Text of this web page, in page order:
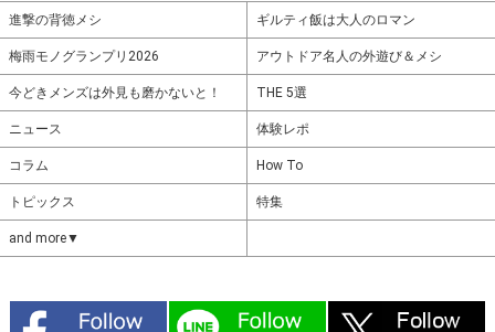
進撃の背徳メシ ギルティ飯は大人のロマン
梅雨モノグランプリ2026 アウトドア名人の外遊び＆メシ
今どきメンズは外見も磨かないと！ THE 5選
ニュース 体験レポ
コラム How To
トピックス 特集
and more▼